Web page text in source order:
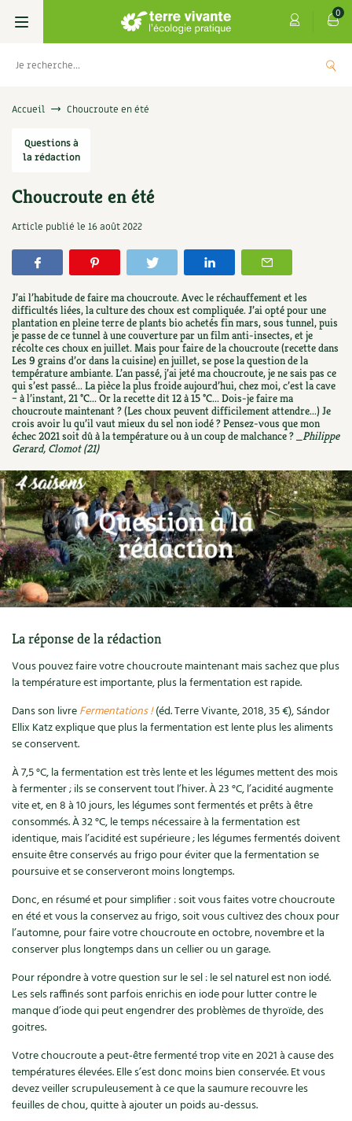
0
Livres
Permaculture, Jardin bio
Verger, arbres
Petit élevage
Aménagement jardin
Ornement
Biodiversité
Autonomie, bricolage
Santé, bien-être
Médecine douce
Cosmétique bio, soins
Maison écologique
DIY, autonomie
Cuisine saine
Manger bio
Cures, régimes
Dessert, Boulangerie
Agenda, calendrier
NOUVEAUTÉS
Feuilleter le catalogue
Les 4 saisons
Se réabonner
Offrir un abonnement
Les numéros
4 saisons
Hors-séries
Archives
Soutenez Les 4 Saisons
Graines, semences
Potagères
Aromatiques
Florales
Médicinales
Originales
Kits de jardinage
Outils de jardin
Accessoires de jardin
Jeux
DVD
Nos productions
Agenda, calendrier
Le magazine
Stages
Cartes cadeau
Cartes cadeau
Centre Terre vivante
Découvrir le Centre
Visiter en famille, entre amis
Programme 2026 du Centre Terre vivante
Avec les enfants
Venir en groupe
Scolaires
Séminaires, entreprises, associations, collectivités…
Les espaces de formation
Dormir à Terre vivante
Infos pratiques
Horaires, tarifs, restauration
Accès
Séjourner en Trièves
Nous contacter
Infos & conseils
Jardin bio
Calendrier des travaux du jardin
Carte climatique
Calendrier lunaire
Potager
Verger
Permaculture et syntropie
Cultiver sous serre
Jardiner en ville
Ornement et aménagement du jardin
Bricolages au jardin
Outils et ustensiles du jardin
Biodiversité
Ravageurs et maladies au jardin
Petit élevage
Cuisine saine
Alimentation et nutrition
Recettes par type de plat
Recettes végétariennes et vegan
Parole libre
La tribune
Édito des4 saisons
Manifeste pour la planète
Champs d’action – le podcast
Table ronde jardinière
En direct !
Débat d’experts
Nouvelles sur le jardin et l’écologie
Prenez-en de la graine !
Les chroniques de Marie
Forums
Jardin bio
Habitat écologique
Cuisine saine
Soins naturels
Société et alternatives
Les 4 saisons & vous
Questions à la rédaction
Trucs & astuces
Accueil Choucroute en été
Questions à
la rédaction
Choucroute en été
Article publié le 16 août 2022
J’ai l’habitude de faire ma choucroute. Avec le réchauffement et les
difficultés liées, la culture des choux est compliquée. J’ai opté pour une
plantation en pleine terre de plants bio achetés fin mars, sous tunnel, puis
je passe de ce tunnel à une couverture par un film anti-insectes, et je
récolte ces choux en juillet. Mais pour faire de la choucroute (recette dans
Les 9 grains d’or dans la cuisine) en juillet, se pose la question de la
température ambiante. L’an passé, j’ai jeté ma choucroute, je ne sais pas ce
qui s’est passé... La pièce la plus froide aujourd’hui, chez moi, c’est la cave
– à l’instant, 21 °C... Or la recette dit 12 à 15 °C... Dois-je faire ma
choucroute maintenant ? (Les choux peuvent difficilement attendre...) Je
crois avoir lu qu’il vaut mieux du sel non iodé ? Pensez-vous que mon
échec 2021 soit dû à la température ou à un coup de malchance ?
_Philippe
Gerard, Clomot (21)
La réponse de la rédaction
Vous pouvez faire votre choucroute maintenant mais sachez que plus
la température est importante, plus la fermentation est rapide.
Dans son livreFermentations !(éd. Terre Vivante, 2018, 35 €), Sándor
Ellix Katz explique que plus la fermentation est lente plus les aliments
se conservent.
À 7,5 °C, la fermentation est très lente et les légumes mettent des mois
à fermenter ; ils se conservent tout l’hiver. À 23 °C, l’acidité augmente
vite et, en 8 à 10 jours, les légumes sont fermentés et prêts à être
consommés. À 32 °C, le temps nécessaire à la fermentation est
identique, mais l’acidité est supérieure ; les légumes fermentés doivent
ensuite être conservés au frigo pour éviter que la fermentation se
poursuive et se conserveront moins longtemps.
Donc, en résumé et pour simplifier : soit vous faites votre choucroute
en été et vous la conservez au frigo, soit vous cultivez des choux pour
l’automne, pour faire votre choucroute en octobre, novembre et la
conserver plus longtemps dans un cellier ou un garage.
Pour répondre à votre question sur le sel : le sel naturel est non iodé.
Les sels raffinés sont parfois enrichis en iode pour lutter contre le
manque d’iode qui peut engendrer des problèmes de thyroïde, des
goitres.
Votre choucroute a peut-être fermenté trop vite en 2021 à cause des
températures élevées. Elle s’est donc moins bien conservée. Et vous
devez veiller scrupuleusement à ce que la saumure recouvre les
feuilles de chou, quitte à ajouter un poids au-dessus.
tisanes qui soignent
9,90